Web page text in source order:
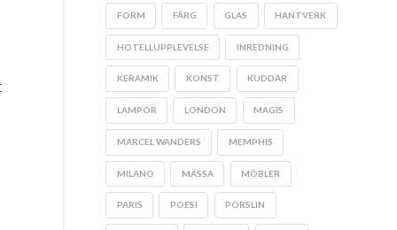
FORM FÄRG GLAS HANTVERK
HOTELLUPPLEVELSE INREDNING
KERAMIK KONST KUDDAR
LAMPOR LONDON MAGIS
MARCEL WANDERS MEMPHIS
MILANO MÄSSA MÖBLER
PARIS POESI PORSLIN